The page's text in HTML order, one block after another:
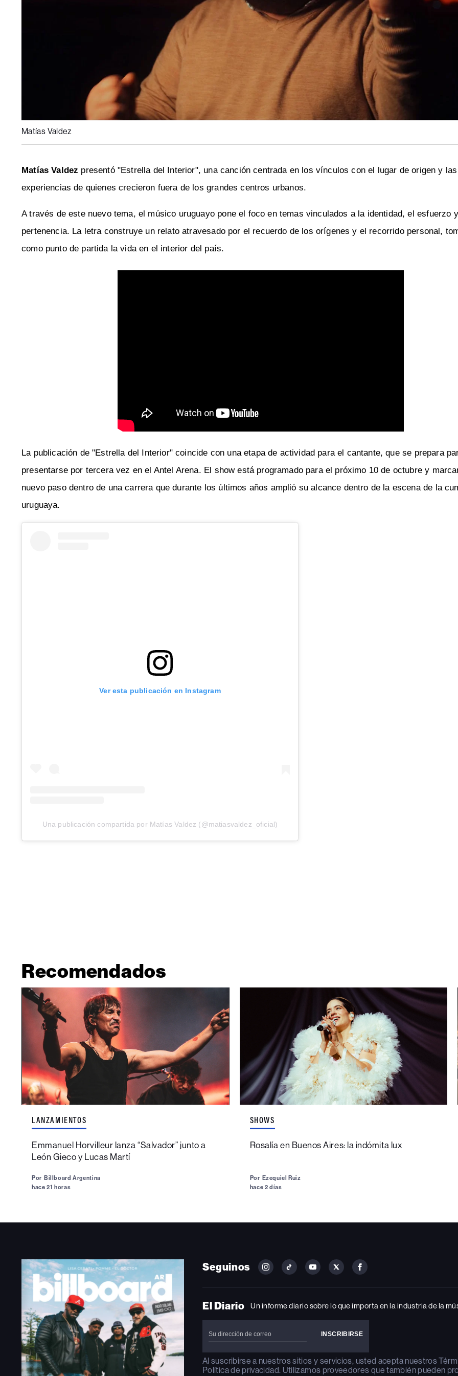
Matías Valdez
Matías Valdez presentó "Estrella del Interior", una canción centrada en los vínculos con el lugar de origen y las
experiencias de quienes crecieron fuera de los grandes centros urbanos.
A través de este nuevo tema, el músico uruguayo pone el foco en temas vinculados a la identidad, el esfuerzo
pertenencia. La letra construye un relato atravesado por el recuerdo de los orígenes y el recorrido personal,
como punto de partida la vida en el interior del país.
La publicación de "Estrella del Interior" coincide con una etapa de actividad para el cantante, que se prepara
presentarse por tercera vez en el Antel Arena. El show está programado para el próximo 10 de octubre y
nuevo paso dentro de una carrera que durante los últimos años amplió su alcance dentro de la escena de la
uruguaya.
Ver esta publicación en Instagram
Una publicación compartida por Matías Valdez (@matiasvaldez_oficial)
Recomendados
LANZAMIENTOS
Emmanuel Horvilleur lanza “Salvador” junto a
León Gieco y Lucas Martí
Por Billboard Argentina
hace 21 horas
SHOWS
Rosalía en Buenos Aires: la indómita lux
Por Ezequiel Ruiz
hace 2 días
Seguinos
FOLLOW
ON
FOLLOW
ON
FOLLOW
ON
FOLLOW
ON
FOLLOW
ON
El Diario Un informe diario sobre lo que importa en la industria de la
Al suscribirse a nuestros sitios y servicios, usted acepta nuestros
Política de privacidad. Utilizamos proveedores que también pueden